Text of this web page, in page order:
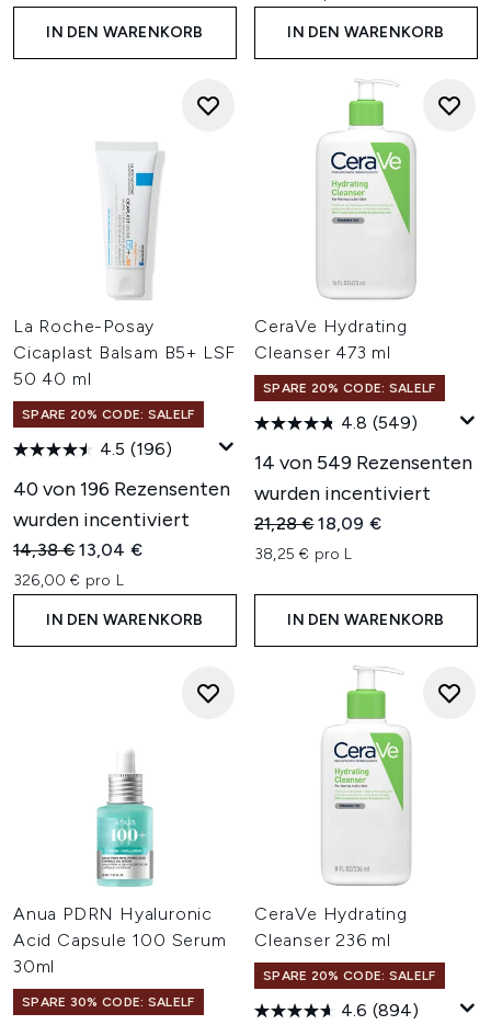
IN DEN WARENKORB IN DEN WARENKORB
La Roche-Posay
Cicaplast Balsam B5+ LSF
50 40 ml
SPARE 20% CODE: SALELF
4.5 (196)
40 von 196 Rezensenten
wurden incentiviert
Unverbindliche Preisempfehlung:
14,38 €Aktueller Preis:
13,04 €
326,00 € pro L
IN DEN WARENKORB
CeraVe Hydrating
Cleanser 473 ml
SPARE 20% CODE: SALELF
4.8 (549)
14 von 549 Rezensenten
wurden incentiviert
Unverbindliche
21,28 €Aktueller Preis:
18,09 €
38,25 € pro L
IN DEN WARENKORB
Anua PDRN Hyaluronic
Acid Capsule 100 Serum
30ml
SPARE 30% CODE: SALELF
CeraVe Hydrating
Cleanser 236 ml
SPARE 20% CODE: SALELF
4.6 (894)